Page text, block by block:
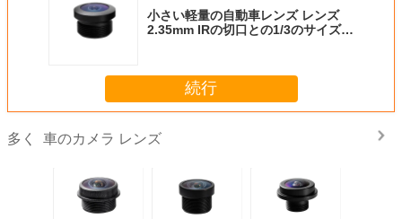
小さい軽量の自動車レンズ レンズ
2.35mm IRの切口との1/3のサイズ
続行
多く 車のカメラ レンズ